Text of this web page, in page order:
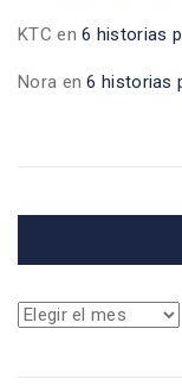
KTC en6 historias
Nora en6 historias
Archivos